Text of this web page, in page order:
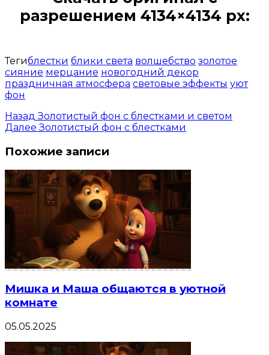
разрешением 4134×4134 px:
Тегиблестки блики света волшебство золотое
сияние мерцание новогодний декор
праздничная атмосфера световые эффекты уют
фон
Назад Золотистый фон с блестками и светом
Далее Золотистый фон с блестками
Похожие записи
Мишка и Маша общаются в уютной
комнате
05.05.2025